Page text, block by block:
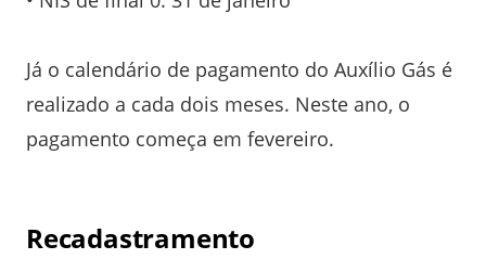
Já o calendário de pagamento do Auxílio Gás é
realizado a cada dois meses. Neste ano, o
pagamento começa em fevereiro.
Recadastramento